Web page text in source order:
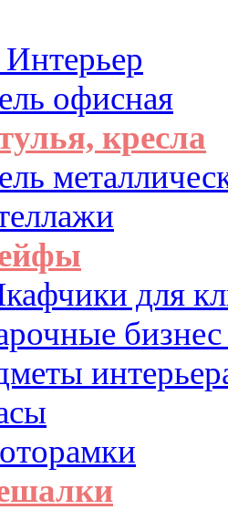
офисная
кресла
для
бизнес